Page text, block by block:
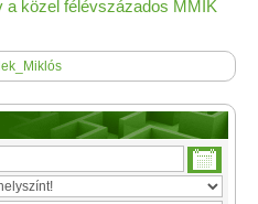
a közel félévszázados MMIK